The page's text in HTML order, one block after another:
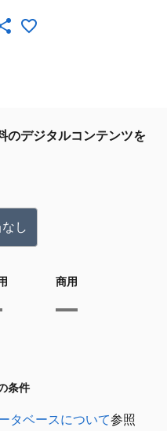
のデジタルコンテンツを
し
商用
条件
タベースについて参照